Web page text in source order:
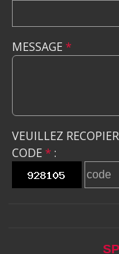
MESSAGE *
VEUILLEZ
CODE * :